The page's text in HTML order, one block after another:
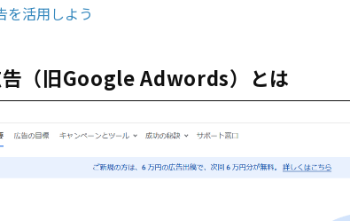
を活用しよう
（旧Google Adwords）とは